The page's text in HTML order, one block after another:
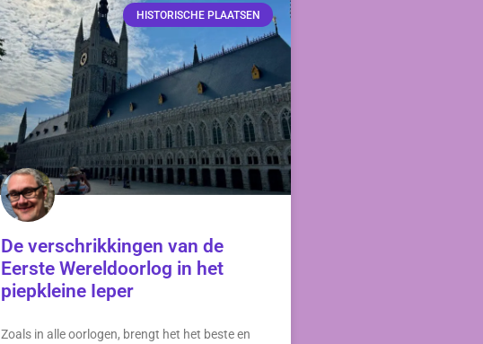
HISTORISCHE PLAATSEN
De verschrikkingen van de
Eerste Wereldoorlog in het
piepkleine Ieper
Zoals in alle oorlogen, brengt het het beste en